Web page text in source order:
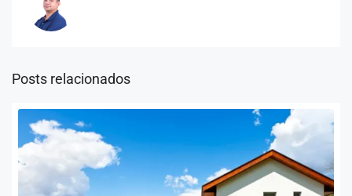
Posts relacionados